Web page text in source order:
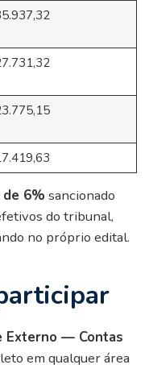
6% sancionado
do tribunal,
no próprio edital.
Externo — Contas
em qualquer área